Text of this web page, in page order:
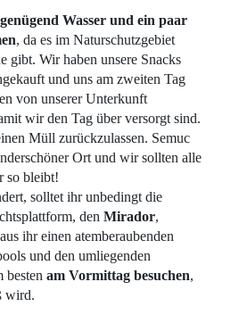
genügend Wasser und ein paar
, da es im Naturschutzgebiet
gibt. Wir haben unsere Snacks
und uns am zweiten Tag
von unserer Unterkunft
wir den Tag über versorgt sind.
Müll zurückzulassen. Semuc
Ort und wir sollten alle
so bleibt!
solltet ihr unbedingt die
den Mirador,
ihr einen atemberaubenden
und den umliegenden
besten am Vormittag besuchen,
wird.